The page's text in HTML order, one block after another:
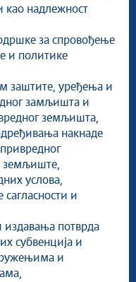
као надлежност
за спровођење
и политике
заштите, уређења и
замљишта и
земљишта,
накнаде
земљиште,
услова,
и
потврда
субвенција и
и